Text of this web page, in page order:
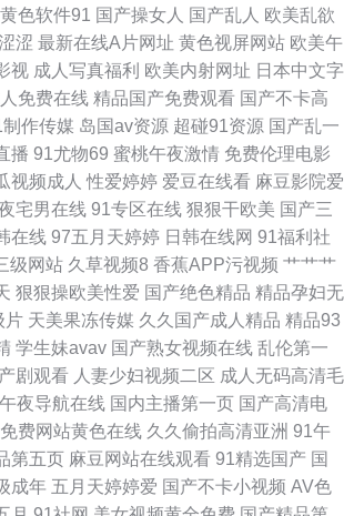
页在线视频 91社区成人网站 91n首页 午夜在线观看
典视频黄色 色网址大全亚洲天堂 欧美专区综合 精品
91性视频 91福利射视频 国产TS人妖在线视频 欧美
费观看mv入口 国产情侣自拍在线92 草逼国产 ts赵恩
人人妻人人操 91n日韩中文 91大神操逼视频 91福利
妇主播激情在线 欧美第一夜页 国产在线91不卡 肏屄
国产黑丝足交 肏屄网站在线 91视频完整版 91超碰
源网 青娱乐91密爱 九一色综合 东京热导航大乱 91
利 91蝌蚪视频在线 91华人 91官页网 亚洲色色婷婷
黄色软件91 国产操女人 国产乱人 欧美乱欲
涩 最新在线A片网址 黄色视屏网站 欧美午
视 成人写真福利 欧美内射网址 日本中文字
免费在线 精品国产免费观看 国产不卡高
制作传媒 岛国av资源 超碰91资源 国产乱一
播 91尤物69 蜜桃午夜激情 免费伦理电影
视频成人 性爱婷婷 爱豆在线看 麻豆影院爱
宅男在线 91专区在线 狠狠干欧美 国产三
在线 97五月天婷婷 日韩在线网 91福利社
级网站 久草视频8 香蕉APP污视频 艹艹艹
狠狠操欧美性爱 国产绝色精品 精品孕妇无
片 天美果冻传媒 久久国产成人精品 精品93
学生妹avav 国产熟女视频在线 乱伦第一
剧观看 人妻少妇视频二区 成人无码高清毛
午夜导航在线 国内主播第一页 国产高清电
免费网站黄色在线 久久偷拍高清亚洲 91午
第五页 麻豆网站在线观看 91精选国产 国
成年 五月天婷婷爱 国产不卡小视频 AV色